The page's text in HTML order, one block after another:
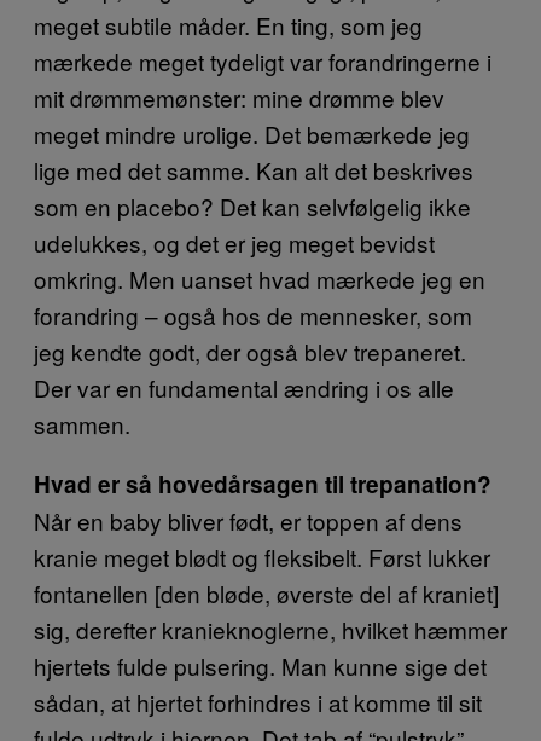
meget subtile måder. En ting, som jeg
mærkede meget tydeligt var forandringerne i
mit drømmemønster: mine drømme blev
meget mindre urolige. Det bemærkede jeg
lige med det samme. Kan alt det beskrives
som en placebo? Det kan selvfølgelig ikke
udelukkes, og det er jeg meget bevidst
omkring. Men uanset hvad mærkede jeg en
forandring – også hos de mennesker, som
jeg kendte godt, der også blev trepaneret.
Der var en fundamental ændring i os alle
sammen.
Hvad er så hovedårsagen til trepanation?
Når en baby bliver født, er toppen af dens
kranie meget blødt og fleksibelt. Først lukker
fontanellen [den bløde, øverste del af kraniet]
sig, derefter kranieknoglerne, hvilket hæmmer
hjertets fulde pulsering. Man kunne sige det
sådan, at hjertet forhindres i at komme til sit